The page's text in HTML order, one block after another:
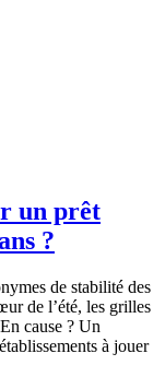
un prêt
?
de stabilité des
de l’été, les grilles
cause ? Un
à jouer